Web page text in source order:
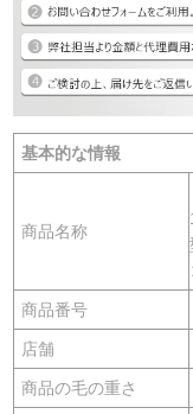
基本的な情報
商品名称
商品番号
店舗
商品の毛の重さ